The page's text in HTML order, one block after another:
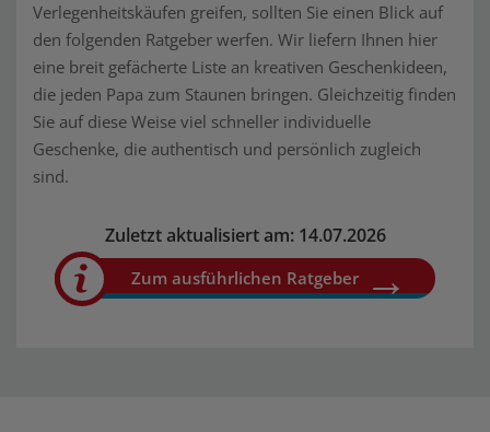
Verlegenheitskäufen greifen, sollten Sie einen Blick auf
den folgenden Ratgeber werfen. Wir liefern Ihnen hier
eine breit gefächerte Liste an kreativen Geschenkideen,
die jeden Papa zum Staunen bringen. Gleichzeitig finden
Sie auf diese Weise viel schneller individuelle
Geschenke, die authentisch und persönlich zugleich
sind.
Zuletzt aktualisiert am: 14.07.2026
Zum ausführlichen Ratgeber